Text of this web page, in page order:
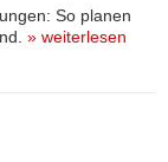
So planen
» weiterlesen